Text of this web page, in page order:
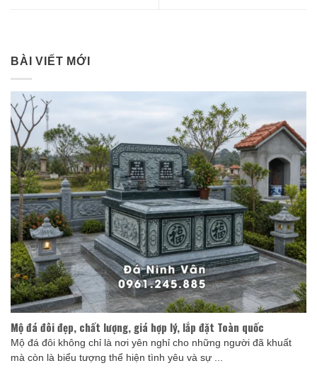
BÀI VIẾT MỚI
Mộ đá đôi đẹp, chất lượng, giá hợp lý, lắp đặt Toàn quốc
Mộ đá đôi không chỉ là nơi yên nghỉ cho những người đã khuất
mà còn là biểu tượng thể hiện tình yêu và sự ...